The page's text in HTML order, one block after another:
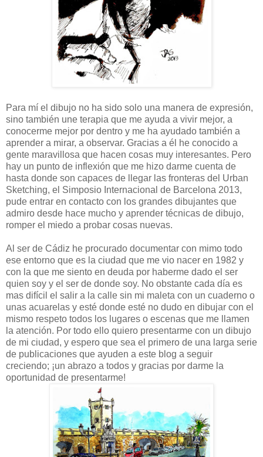
Para mí el dibujo no ha sido solo una manera de expresión,
sino también une terapia que me ayuda a vivir mejor, a
conocerme mejor por dentro y me ha ayudado también a
aprender a mirar, a observar. Gracias a él he conocido a
gente maravillosa que hacen cosas muy interesantes. Pero
hay un punto de inflexión que me hizo darme cuenta de
hasta donde son capaces de llegar las fronteras del Urban
Sketching, el Simposio Internacional de Barcelona 2013,
pude entrar en contacto con los grandes dibujantes que
admiro desde hace mucho y aprender técnicas de dibujo,
romper el miedo a probar cosas nuevas.
Al ser de Cádiz he procurado documentar con mimo todo
ese entorno que es la ciudad que me vio nacer en 1982 y
con la que me siento en deuda por haberme dado el ser
quien soy y el ser de donde soy. No obstante cada día es
mas difícil el salir a la calle sin mi maleta con un cuaderno o
unas acuarelas y esté donde esté no dudo en dibujar con el
mismo respeto todos los lugares o escenas que me llamen
la atención. Por todo ello quiero presentarme con un dibujo
de mi ciudad, y espero que sea el primero de una larga serie
de publicaciones que ayuden a este blog a seguir
creciendo; ¡un abrazo a todos y gracias por darme la
oportunidad de presentarme!